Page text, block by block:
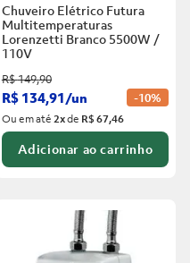
Chuveiro Elétrico Futura
Multitemperaturas
Lorenzetti Branco 5500W /
110V
R$149,90
R$ 134,91/un -10%
Ou em até2xde R$ 67,46
Adicionar ao carrinho